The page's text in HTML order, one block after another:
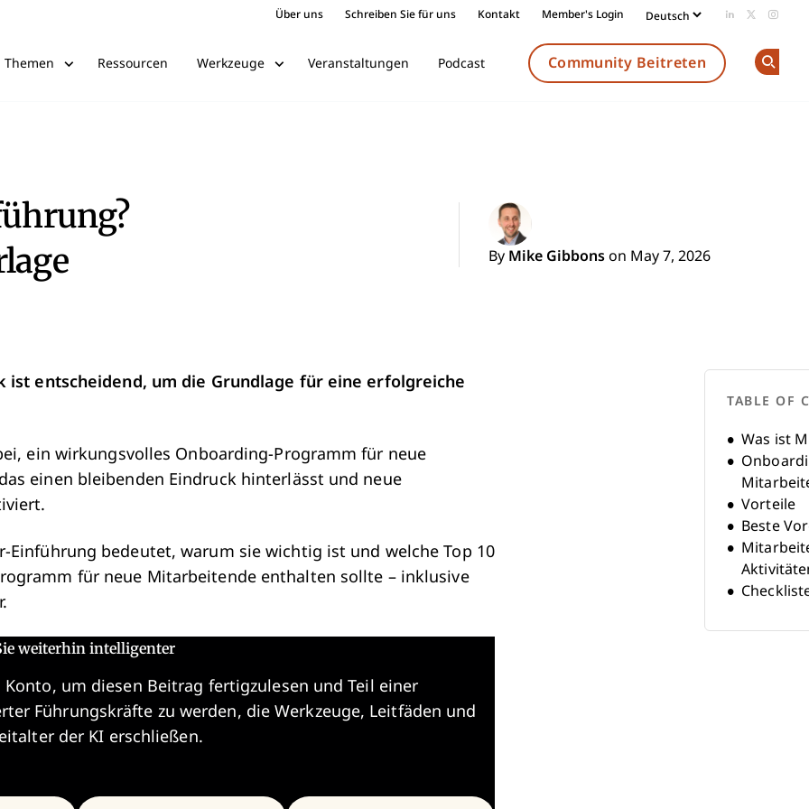
Über uns Schreiben Sie für uns Kontakt Member's Login Add us on
Follow
Themen Ressourcen Werkzeuge Veranstaltungen Podcast Community Beitreten
By Mike Gibbons on May 7, 2026
ist entscheidend, um die Grundlage für eine erfolgreiche
ein wirkungsvolles Onboarding-Programm für neue
einen bleibenden Eindruck hinterlässt und neue
Einführung bedeutet, warum sie wichtig ist und welche Top 10
für neue Mitarbeitende enthalten sollte – inklusive
weiterhin intelligenter
Konto, um diesen Beitrag fertigzulesen und Teil einer
Führungskräfte zu werden, die Werkzeuge, Leitfäden und
der KI erschließen.
TABLE OF
Was ist
Vorteile
Beste